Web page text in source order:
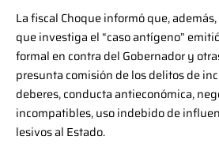
La fiscal Choque informó que,
que investiga el “caso antígeno”
formal en contra del Gobernador y
presunta comisión de los delitos de
deberes, conducta antieconómica,
incompatibles, uso indebido de
lesivos al Estado.